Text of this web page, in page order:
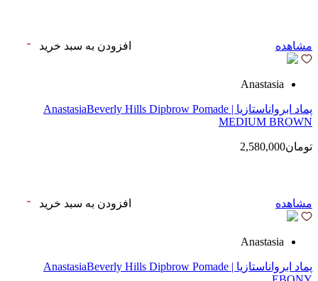
مشاهده افزودن به سبد خرید
Anastasia
پماد ابرواناستازیا | AnastasiaBeverly Hills Dipbrow Pomade
MEDIUM BROWN
تومان2,580,000
مشاهده افزودن به سبد خرید
Anastasia
پماد ابرواناستازیا | AnastasiaBeverly Hills Dipbrow Pomade